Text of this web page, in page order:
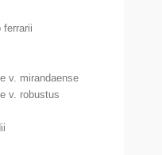
ferrarii
v. mirandaense
v. robustus